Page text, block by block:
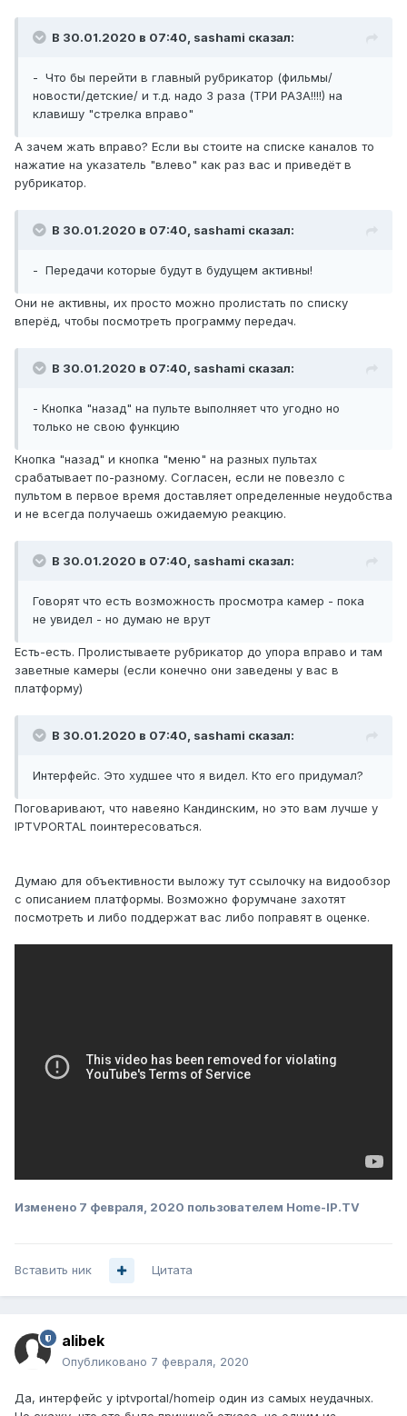
В 30.01.2020 в 07:40, sashami сказал:
- Что бы перейти в главный рубрикатор (фильмы/
новости/детские/ и т.д. надо 3 раза (ТРИ РАЗА!!!!) на
клавишу "стрелка вправо"
А зачем жать вправо? Если вы стоите на списке каналов то
нажатие на указатель "влево" как раз вас и приведёт в
рубрикатор.
В 30.01.2020 в 07:40, sashami сказал:
- Передачи которые будут в будущем активны!
Они не активны, их просто можно пролистать по списку
вперёд, чтобы посмотреть программу передач.
В 30.01.2020 в 07:40, sashami сказал:
- Кнопка "назад" на пульте выполняет что угодно но
только не свою функцию
Кнопка "назад" и кнопка "меню" на разных пультах
срабатывает по-разному. Согласен, если не повезло с
пультом в первое время доставляет определенные неудобства
и не всегда получаешь ожидаемую реакцию.
В 30.01.2020 в 07:40, sashami сказал:
Говорят что есть возможность просмотра камер - пока
не увидел - но думаю не врут
Есть-есть. Пролистываете рубрикатор до упора вправо и там
заветные камеры (если конечно они заведены у вас в
платформу)
В 30.01.2020 в 07:40, sashami сказал:
Интерфейс. Это худшее что я видел. Кто его придумал?
Поговаривают, что навеяно Кандинским, но это вам лучше у
IPTVPORTAL поинтересоваться.
Думаю для объективности выложу тут ссылочку на видообзор
с описанием платформы. Возможно форумчане захотят
посмотреть и либо поддержат вас либо поправят в оценке.
Изменено 7 февраля, 2020 пользователем Home-IP.TV
Вставить ник Цитата
alibek
Опубликовано 7 февраля, 2020
Да, интерфейс у iptvportal/homeip один из самых неудачных.